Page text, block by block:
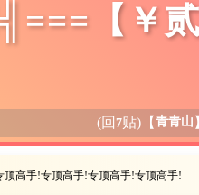
【￥
(回 7贴)【 青青山
顶高手!专顶高手!专顶高手!专顶高手!